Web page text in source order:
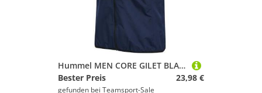
Hummel MEN CORE GILET BLACK IRIS XL
Bester Preis
23,98 €
gefunden bei Teamsport-Sale